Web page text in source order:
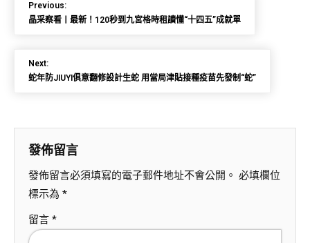
Previous:
晶采察看丨最新！120秒到九宮格時租讀懂“十四五”成就單
Next:
蛇年防JIUYI俱意翻修設計生蛇 用當局津貼接種疫苗先發制“蛇”
發佈留言
發佈留言必須填寫的電子郵件地址不會公開。 必填欄位
標示為 *
留言 *